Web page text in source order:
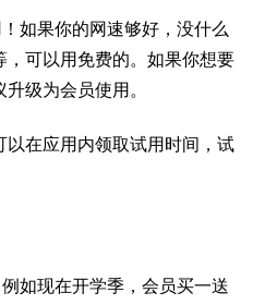
如果你的网速够好，没什么
，可以用免费的。如果你想要
级为会员使用。
在应用内领取试用时间，试
如现在开学季，会员买一送